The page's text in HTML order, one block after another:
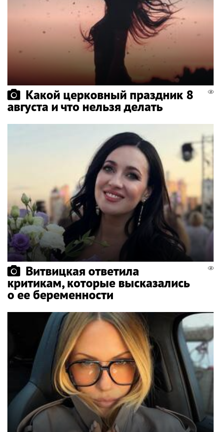
Какой церковный праздник 8
августа и что нельзя делать
Витвицкая ответила
критикам, которые высказались
о ее беременности